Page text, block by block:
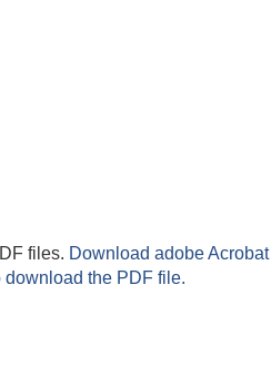
files. Download adobe Acrobat
download the PDF file.